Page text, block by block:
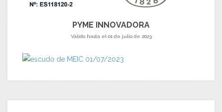
PYME INNOVADORA
Válido hasta el 01 de julio de 2023